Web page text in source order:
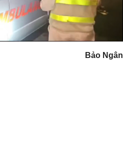
Video
Bảo Ngân